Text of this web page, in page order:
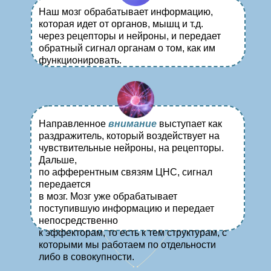
Наш мозг обрабатывает информацию,
которая идет от органов, мышц и т.д.
через рецепторы и нейроны, и передает
обратный сигнал органам о том, как им
функционировать.
Направленное внимание выступает как
раздражитель, который воздействует на
чувствительные нейроны, на рецепторы.
Дальше,
по афферентным связям ЦНС, сигнал
передается
в мозг. Мозг уже обрабатывает
поступившую информацию и передает
непосредственно
к эффекторам, то есть к тем структурам, с
которыми мы работаем по отдельности
либо в совокупности.